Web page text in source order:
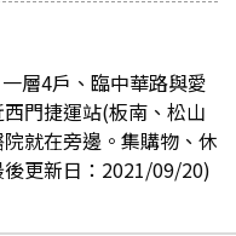
層4戶、臨中華路與愛
門捷運站(板南、松山
就在旁邊。集購物、休
更新日：2021/09/20)